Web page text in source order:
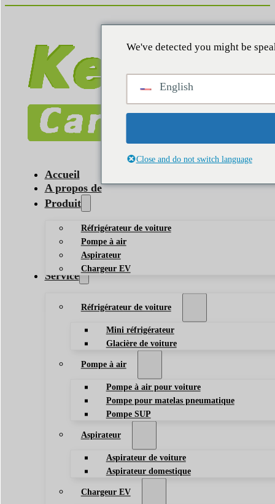
Accueil
A propos de
Produit
Réfrigérateur de voiture
Pompe à air
Aspirateur
Chargeur EV
Service
Réfrigérateur de voiture
Mini réfrigérateur
Glacière de voiture
Pompe à air
Pompe à air pour voiture
Pompe pour matelas pneumatique
Pompe SUP
Aspirateur
Aspirateur de voiture
Aspirateur domestique
Chargeur EV
We've detected you might be
English
Close and do not switch language